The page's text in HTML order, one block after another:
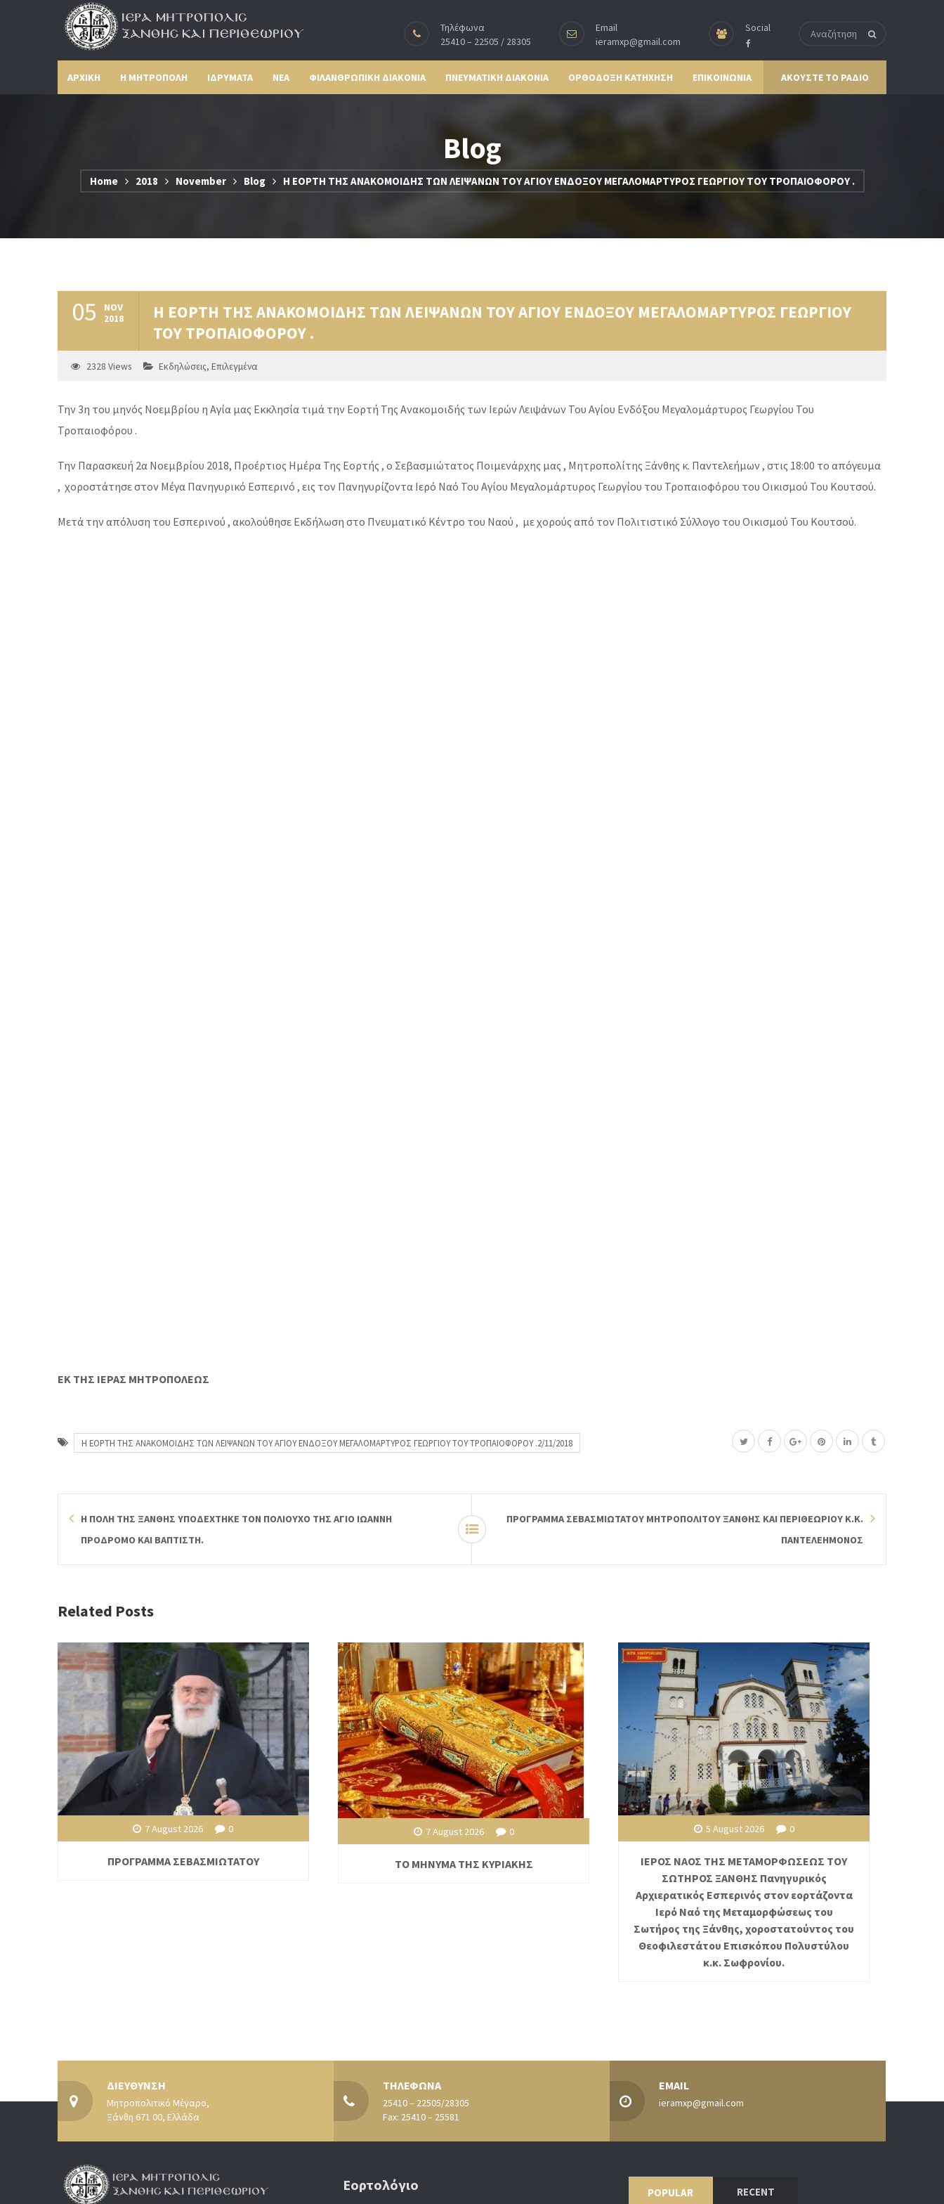
Τηλέφωνα
25410 – 22505 / 28305
Email
ieramxp@gmail.com
Social
ΑΡΧΙΚΗ Η ΜΗΤΡΟΠΟΛΗ ΙΔΡΥΜΑΤΑ ΝΕΑ ΦΙΛΑΝΘΡΩΠΙΚΗ ΔΙΑΚΟΝΙΑ ΠΝΕΥΜΑΤΙΚΗ ΔΙΑΚΟΝΙΑ ΟΡΘΟΔΟΞΗ ΚΑΤΗΧΗΣΗ ΕΠΙΚΟΙΝΩΝΙΑ ΑΚΟΥΣΤΕ ΤΟ ΡΑΔΙΟ
Blog
Home 2018 November Blog Η ΕΟΡΤΗ ΤΗΣ ΑΝΑΚΟΜΟΙΔΗΣ ΤΩΝ ΛΕΙΨΑΝΩΝ ΤΟΥ ΑΓΙΟΥ ΕΝΔΟΞΟΥ ΜΕΓΑΛΟΜΑΡΤΥΡΟΣ ΓΕΩΡΓΙΟΥ ΤΟΥ ΤΡΟΠΑΙΟΦΟΡΟΥ .
05 NOV
2018
Η ΕΟΡΤΗ ΤΗΣ ΑΝΑΚΟΜΟΙΔΗΣ ΤΩΝ ΛΕΙΨΑΝΩΝ ΤΟΥ ΑΓΙΟΥ ΕΝΔΟΞΟΥ ΜΕΓΑΛΟΜΑΡΤΥΡΟΣ ΓΕΩΡΓΙΟΥ
ΤΟΥ ΤΡΟΠΑΙΟΦΟΡΟΥ .
2328 Views Εκδηλώσεις, Επιλεγμένα
Την 3η του μηνός Νοεμβρίου η Αγία μας Εκκλησία τιμά την Εορτή Της Ανακομοιδής των Ιερών Λειψάνων Του Αγίου Ενδόξου Μεγαλομάρτυρος Γεωργίου Του
Τροπαιοφόρου .
Την Παρασκευή 2α Νοεμβρίου 2018, Προέρτιος Ημέρα Της Εορτής , ο Σεβασμιώτατος Ποιμενάρχης μας , Μητροπολίτης Ξάνθης κ. Παντελεήμων , στις 18:00 το απόγευμα
, χοροστάτησε στον Μέγα Πανηγυρικό Εσπερινό , εις τον Πανηγυρίζοντα Ιερό Ναό Του Αγίου Μεγαλομάρτυρος Γεωργίου του Τροπαιοφόρου του Οικισμού Του Κουτσού.
Μετά την απόλυση του Εσπερινού , ακολούθησε Εκδήλωση στο Πνευματικό Κέντρο του Ναού , με χορούς από τον Πολιτιστικό Σύλλογο του Οικισμού Του Κουτσού.
ΕΚ ΤΗΣ ΙΕΡΑΣ ΜΗΤΡΟΠΟΛΕΩΣ
Η ΕΟΡΤΗ ΤΗΣ ΑΝΑΚΟΜΟΙΔΗΣ ΤΩΝ ΛΕΙΨΑΝΩΝ ΤΟΥ ΑΓΙΟΥ ΕΝΔΟΞΟΥ ΜΕΓΑΛΟΜΑΡΤΥΡΟΣ ΓΕΩΡΓΙΟΥ ΤΟΥ ΤΡΟΠΑΙΟΦΟΡΟΥ .2/11/2018
Η ΠΟΛΗ ΤΗΣ ΞΑΝΘΗΣ ΥΠΟΔΕΧΤΗΚΕ ΤΟΝ ΠΟΛΙΟΥΧΟ ΤΗΣ ΑΓΙΟ ΙΩΑΝΝΗ
ΠΡΟΔΡΟΜΟ ΚΑΙ ΒΑΠΤΙΣΤΗ.
ΠΡΟΓΡΑΜΜΑ ΣΕΒΑΣΜΙΩΤΑΤΟΥ ΜΗΤΡΟΠΟΛΙΤΟΥ ΞΑΝΘΗΣ ΚΑΙ ΠΕΡΙΘΕΩΡΙΟΥ Κ.Κ.
ΠΑΝΤΕΛΕΗΜΟΝΟΣ
Related Posts
7 August 2026 0
ΠΡΟΓΡΑΜΜΑ ΣΕΒΑΣΜΙΩΤΑΤΟΥ
7 August 2026 0
ΤΟ ΜΗΝΥΜΑ ΤΗΣ ΚΥΡΙΑΚΗΣ
5 August 2026 0
ΙΕΡΟΣ ΝΑΟΣ ΤΗΣ ΜΕΤΑΜΟΡΦΩΣΕΩΣ ΤΟΥ
ΣΩΤΗΡΟΣ ΞΑΝΘΗΣ Πανηγυρικός
Αρχιερατικός Εσπερινός στον εορτάζοντα
Ιερό Ναό της Μεταμορφώσεως του
Σωτήρος της Ξάνθης, χοροστατούντος του
Θεοφιλεστάτου Επισκόπου Πολυστύλου
κ.κ. Σωφρονίου.
ΔΙΕΥΘΥΝΣΗ
Μητροπολιτικό Μέγαρο,
Ξάνθη 671 00, Ελλάδα
ΤΗΛΕΦΩΝΑ
25410 – 22505/28305
Fax: 25410 – 25581
EMAIL
ieramxp@gmail.com
Εορτολόγιο POPULAR RECENT